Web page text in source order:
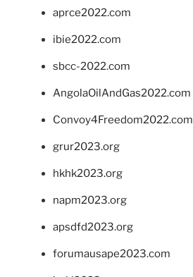
aprce2022.com
ibie2022.com
sbcc-2022.com
AngolaOilAndGas2022.com
Convoy4Freedom2022.com
grur2023.org
hkhk2023.org
napm2023.org
apsdfd2023.org
forumausape2023.com